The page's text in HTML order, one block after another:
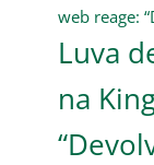
Luva
na